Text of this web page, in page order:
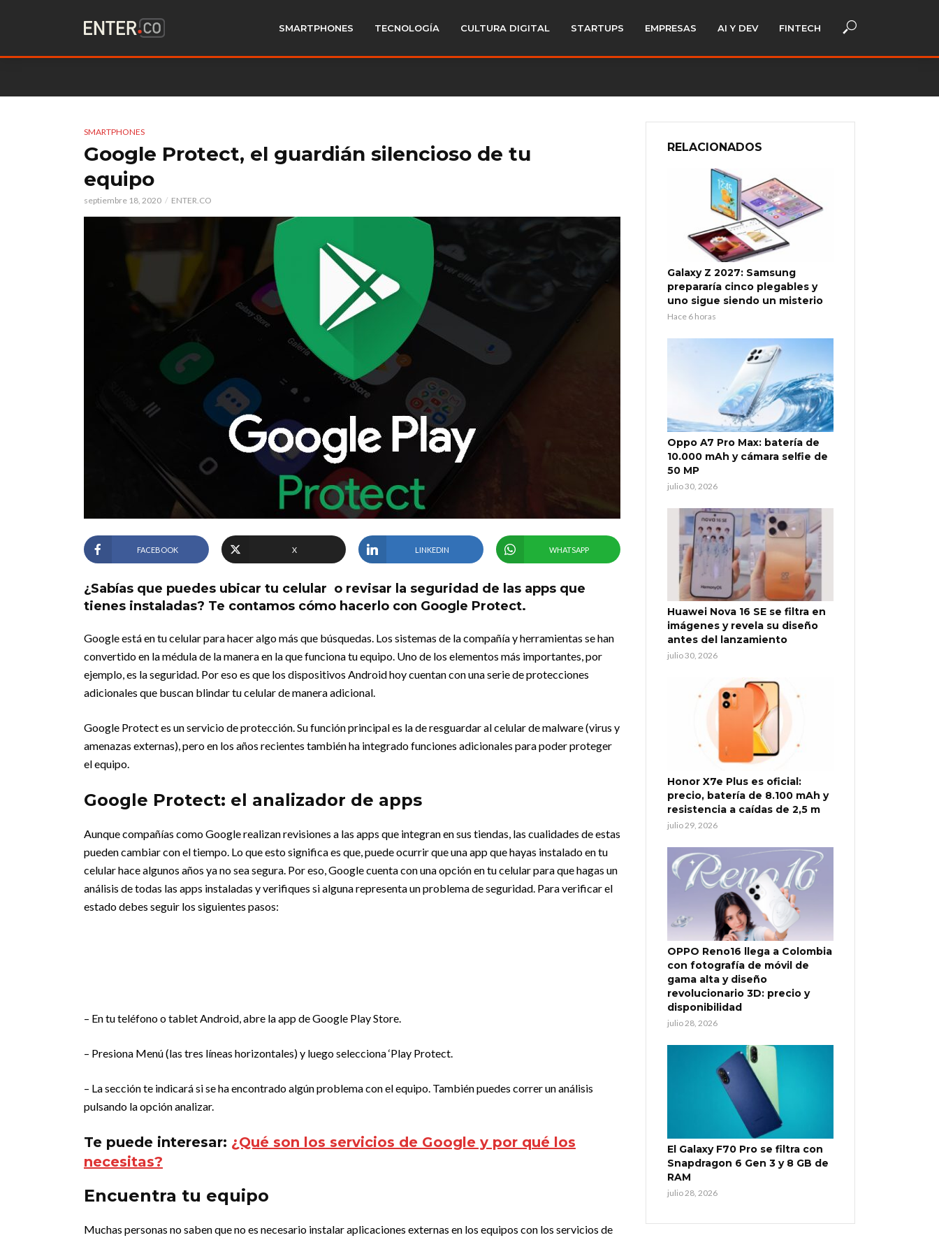
SMARTPHONES TECNOLOGÍA CULTURA DIGITAL STARTUPS EMPRESAS AI Y DEV FINTECH
SMARTPHONES
Google Protect, el guardián silencioso de tu
equipo
septiembre 18, 2020 ENTER.CO
FACEBOOK X LINKEDIN WHATSAPP
¿Sabías que puedes ubicar tu celular o revisar la seguridad de las apps que
tienes instaladas? Te contamos cómo hacerlo con Google Protect.
Google está en tu celular para hacer algo más que búsquedas. Los sistemas de la compañía y herramientas se han
convertido en la médula de la manera en la que funciona tu equipo. Uno de los elementos más importantes, por
ejemplo, es la seguridad. Por eso es que los dispositivos Android hoy cuentan con una serie de protecciones
adicionales que buscan blindar tu celular de manera adicional.
Google Protect es un servicio de protección. Su función principal es la de resguardar al celular de malware (virus y
amenazas externas), pero en los años recientes también ha integrado funciones adicionales para poder proteger
el equipo.
Google Protect: el analizador de apps
Aunque compañías como Google realizan revisiones a las apps que integran en sus tiendas, las cualidades de estas
pueden cambiar con el tiempo. Lo que esto significa es que, puede ocurrir que una app que hayas instalado en tu
celular hace algunos años ya no sea segura. Por eso, Google cuenta con una opción en tu celular para que hagas un
análisis de todas las apps instaladas y verifiques si alguna representa un problema de seguridad. Para verificar el
estado debes seguir los siguientes pasos:
– En tu teléfono o tablet Android, abre la app de Google Play Store.
– Presiona Menú (las tres líneas horizontales) y luego selecciona ‘Play Protect.
– La sección te indicará si se ha encontrado algún problema con el equipo. También puedes correr un análisis
pulsando la opción analizar.
Te puede interesar: ¿Qué son los servicios de Google y por qué los
necesitas?
Encuentra tu equipo
Muchas personas no saben que no es necesario instalar aplicaciones externas en los equipos con los servicios de
RELACIONADOS
Galaxy Z 2027: Samsung
prepararía cinco plegables y
uno sigue siendo un misterio
Hace 6 horas
Oppo A7 Pro Max: batería de
10.000 mAh y cámara selfie de
50 MP
julio 30, 2026
Huawei Nova 16 SE se filtra en
imágenes y revela su diseño
antes del lanzamiento
julio 30, 2026
Honor X7e Plus es oficial:
precio, batería de 8.100 mAh y
resistencia a caídas de 2,5 m
julio 29, 2026
OPPO Reno16 llega a Colombia
con fotografía de móvil de
gama alta y diseño
revolucionario 3D: precio y
disponibilidad
julio 28, 2026
El Galaxy F70 Pro se filtra con
Snapdragon 6 Gen 3 y 8 GB de
RAM
julio 28, 2026